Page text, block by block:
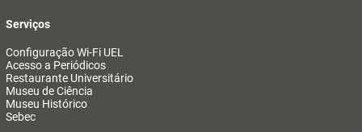
Serviços
Configuração Wi-Fi UEL
Acesso a Periódicos
Restaurante Universitário
Museu de Ciência
Museu Histórico
Sebec